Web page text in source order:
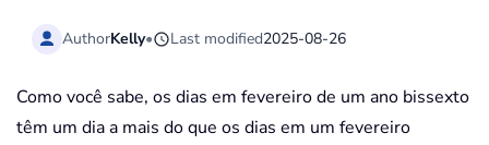
AuthorKelly• Last modified2025-08-26
Como você sabe, os dias em fevereiro de um ano bissexto
têm um dia a mais do que os dias em um fevereiro